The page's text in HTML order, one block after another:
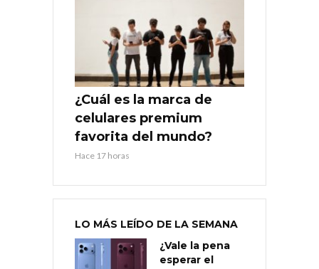
¿Cuál es la marca de
celulares premium
favorita del mundo?
Hace 17 horas
LO MÁS LEÍDO DE LA SEMANA
¿Vale la pena
esperar el